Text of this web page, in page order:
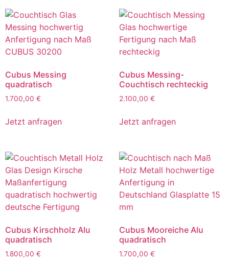
Cubus Messing
quadratisch
1.700,00 €
Jetzt anfragen
Cubus Messing-
Couchtisch rechteckig
2.100,00 €
Jetzt anfragen
Cubus Kirschholz Alu
quadratisch
1.800,00 €
Cubus Mooreiche Alu
quadratisch
1.700,00 €